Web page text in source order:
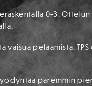
0-3.
vaisua pelaamista.
paremmin